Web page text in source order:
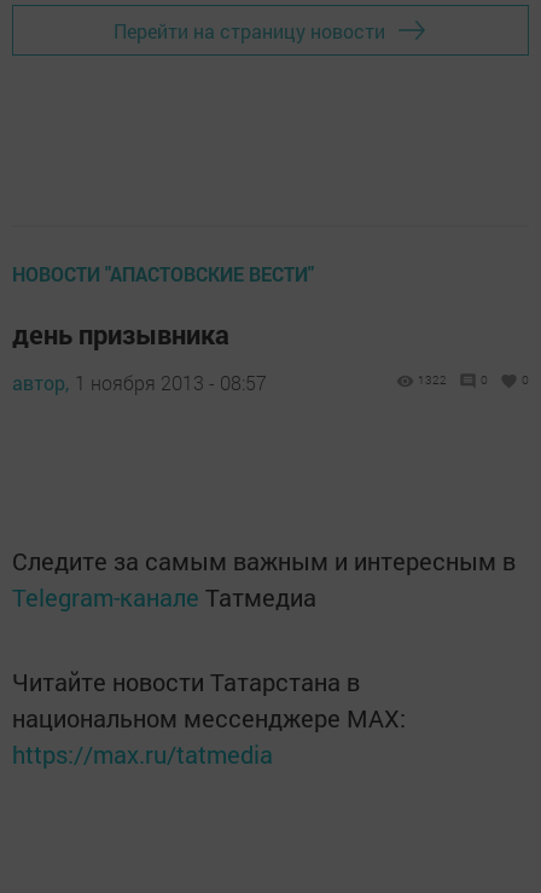
Перейти на страницу новости
НОВОСТИ "АПАСТОВСКИЕ ВЕСТИ"
день призывника
автор, 1 ноября 2013 - 08:57 1322 0 0
Следите за самым важным и интересным в
Telegram-канале Татмедиа
Читайте новости Татарстана в
национальном мессенджере MАХ:
https://max.ru/tatmedia